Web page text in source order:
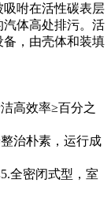
咐在活性碳表层
汽体高处排污。活
，由壳体和装填
高效率≥百分之
治朴素，运行成
全密闭式型，室